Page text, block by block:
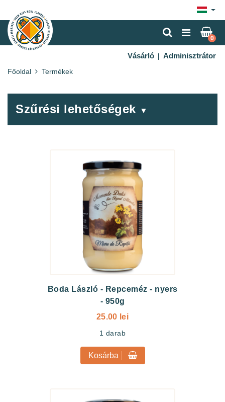
×
0
Vásárló | Adminisztrátor
Főoldal Termékek
Szűrési lehetőségek ▼
Boda László - Repceméz - nyers
- 950g
25.00 lei
1 darab
Kosárba